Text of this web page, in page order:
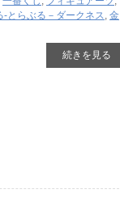
-とらぶる－ダークネス, 金
続きを見る